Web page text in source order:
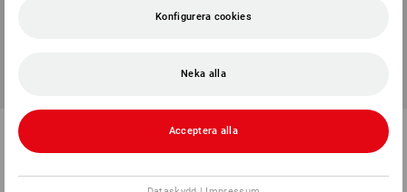
Nitrilhandskar ESH N640
Stickade latexhandskar Eco
Konfigurera cookies
Neka alla
Acceptera alla